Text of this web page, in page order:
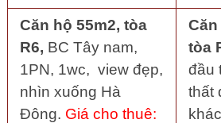
Căn hộ 55m2, tòa
R6, BC Tây nam,
1PN, 1wc, view đẹp,
nhìn xuống Hà
Đông. Giá cho thuê:
tòa
đầu
thất